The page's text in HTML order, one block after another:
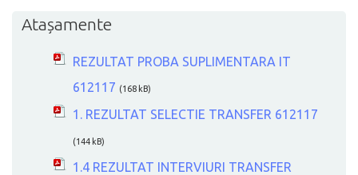
Atașamente
REZULTAT PROBA SUPLIMENTARA IT
612117 (168 kB)
1. REZULTAT SELECTIE TRANSFER 612117
(144 kB)
1.4 REZULTAT INTERVIURI TRANSFER